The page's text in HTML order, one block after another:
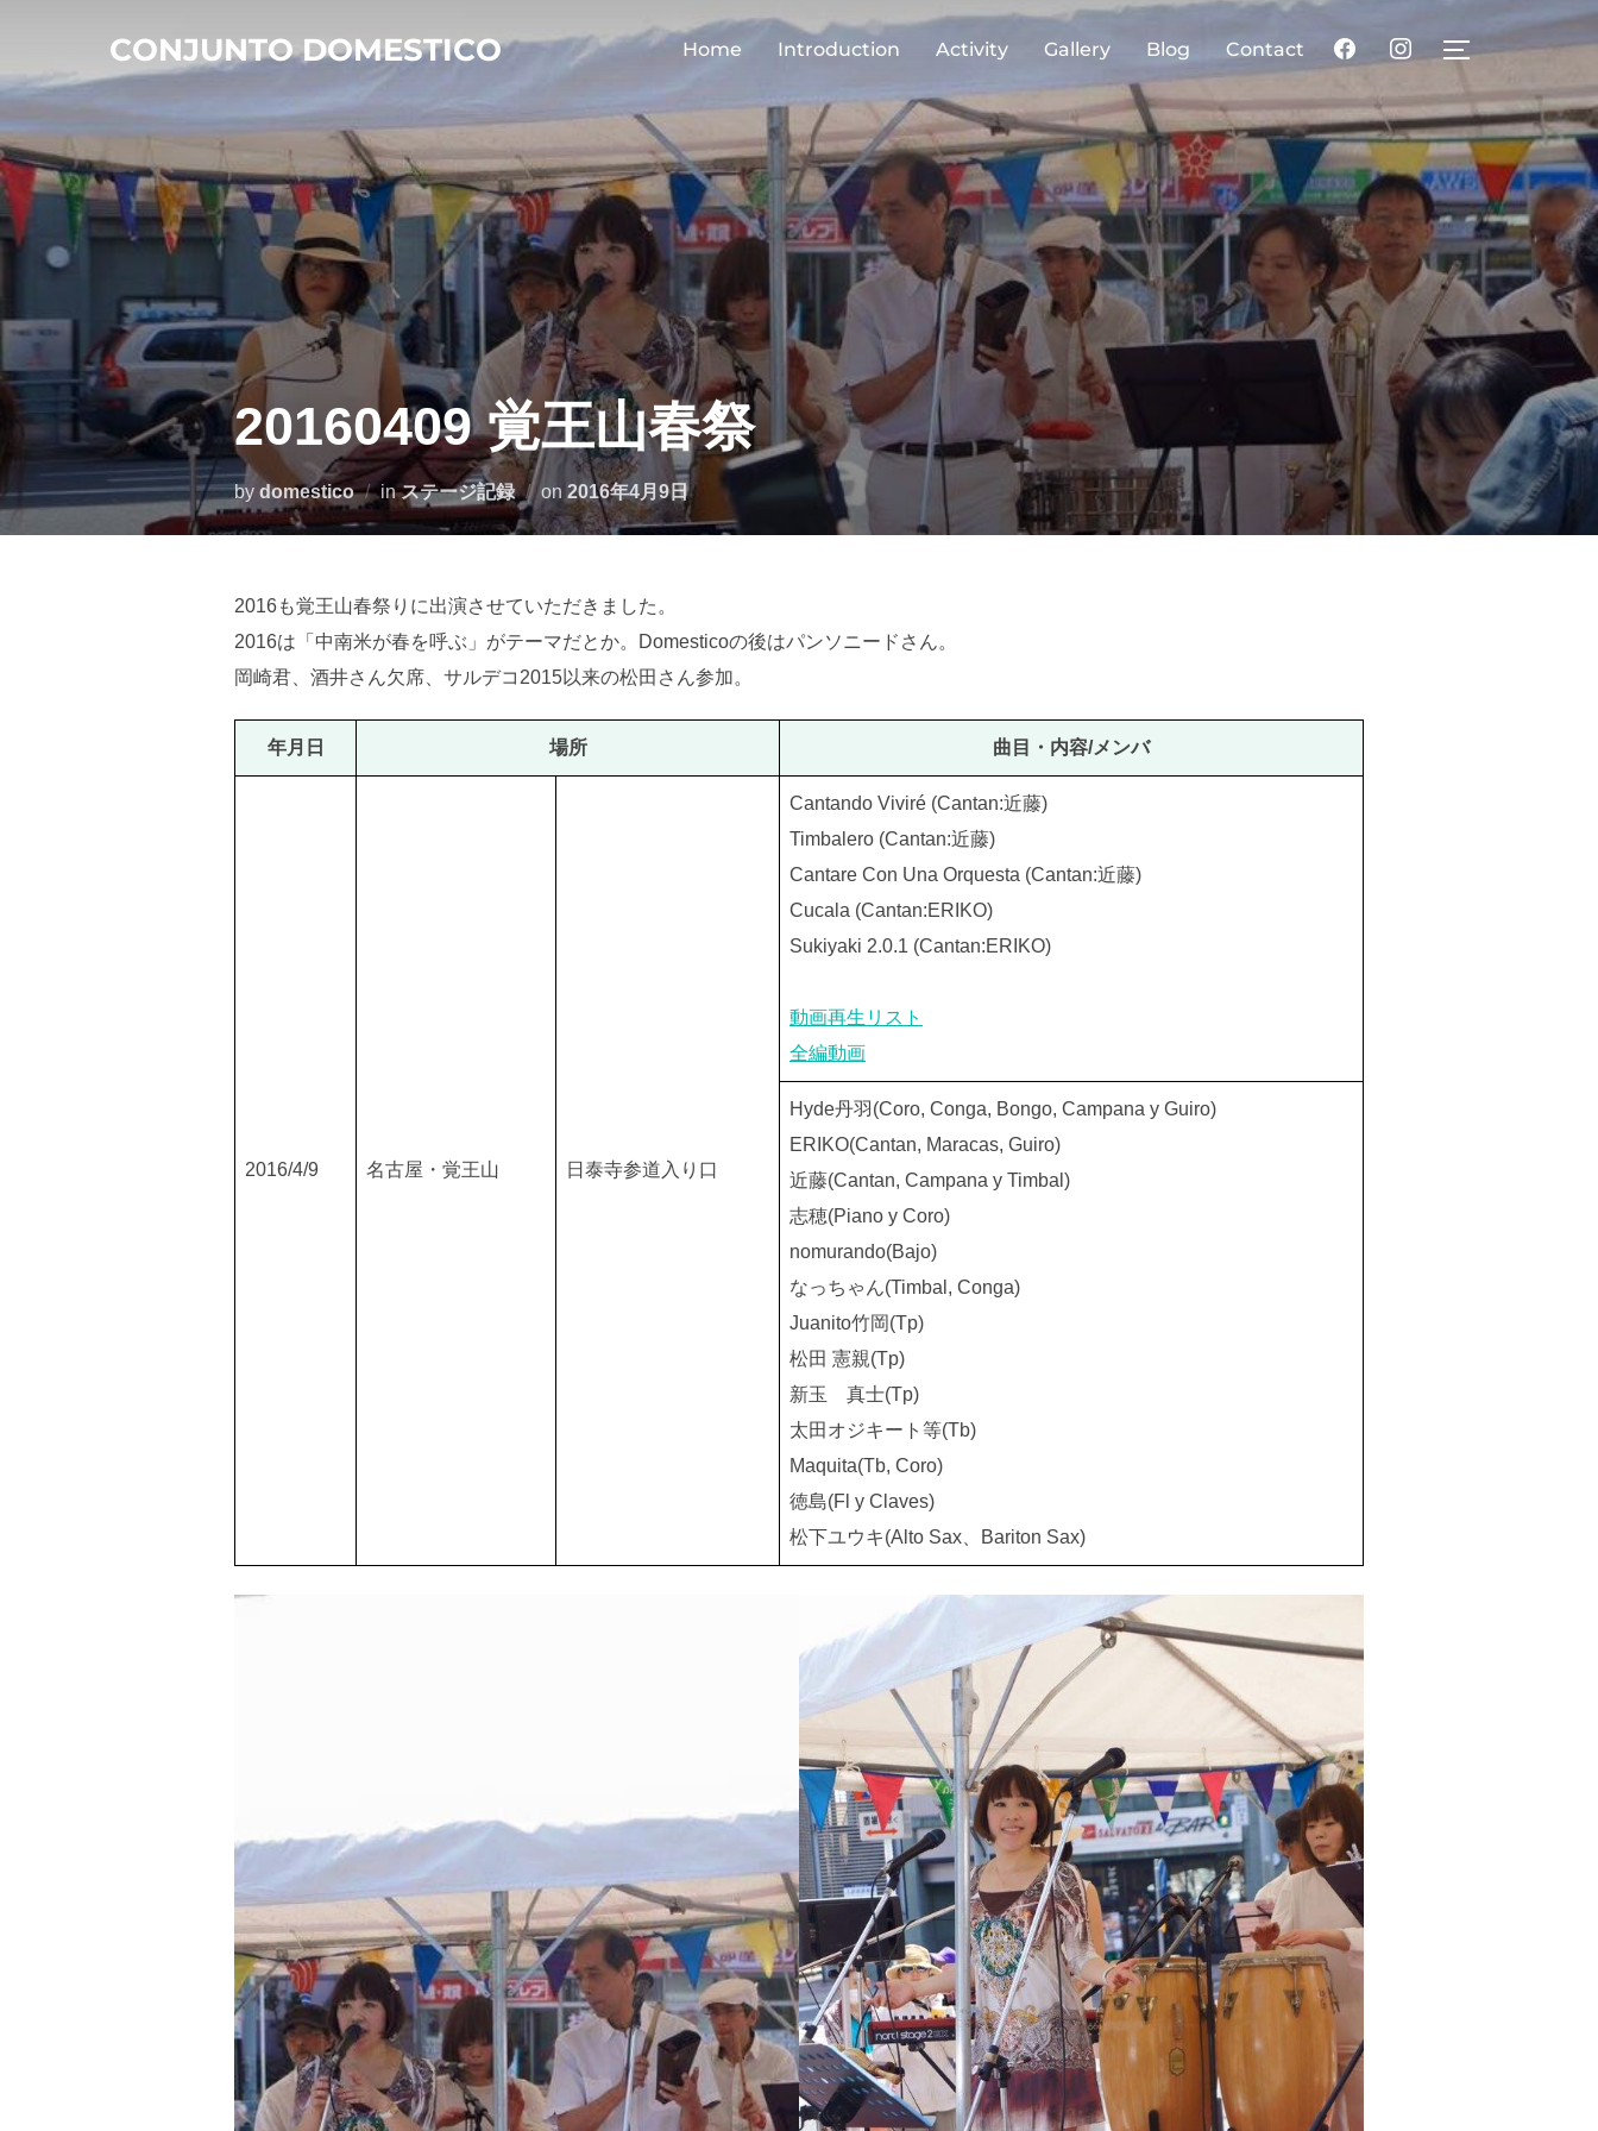
テ
ツ
へ
ス
キ
プ
CONJUNTO DOMESTICO Home Introduction Activity Gallery Blog Contact サイドバーと
20160409 覚王山春祭
by domestico inステージ記録 on 投
稿
2016年4月9日
2016も覚王山春祭りに出演させていただきました。
2016は「中南米が春を呼ぶ」がテーマだとか。Domesticoの後はパンソニードさん。
岡崎君、酒井さん欠席、サルデコ2015以来の松田さん参加。
年月日 場所 曲目・内容/メンバ
2016/4/9 名古屋・覚王山 日泰寺参道入り口
Cantando Viviré (Cantan:近藤)
Timbalero (Cantan:近藤)
Cantare Con Una Orquesta (Cantan:近藤)
Cucala (Cantan:ERIKO)
Sukiyaki 2.0.1 (Cantan:ERIKO)
動画再生リスト
全編動画
Hyde丹羽(Coro, Conga, Bongo, Campana y Guiro)
ERIKO(Cantan, Maracas, Guiro)
近藤(Cantan, Campana y Timbal)
志穂(Piano y Coro)
nomurando(Bajo)
なっちゃん(Timbal, Conga)
Juanito竹岡(Tp)
松田 憲親(Tp)
新玉 真士(Tp)
太田オジキート等(Tb)
Maquita(Tb, Coro)
徳島(Fl y Claves)
松下ユウキ(Alto Sax、Bariton Sax)